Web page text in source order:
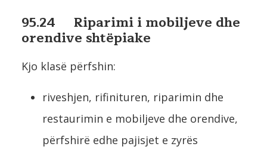
95.24 Riparimi i mobiljeve dhe
orendive shtëpiake
Kjo klasë përfshin:
riveshjen, rifinituren, riparimin dhe
restaurimin e mobiljeve dhe orendive,
përfshirë edhe pajisjet e zyrës